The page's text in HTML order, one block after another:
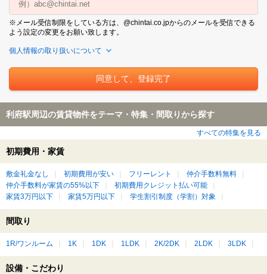
※メール受信制限をしている方は、@chintai.co.jpからのメールを受信できる
よう設定の変更をお願い致します。
個人情報の取り扱いについて
利府駅周辺の賃貸物件をテーマ・特集・間取りから探す
すべての特集を見る
初期費用・家賃
敷金礼金なし 初期費用が安い フリーレント
仲介手数料無料
仲介手数料が家賃の55%以下
初期費用クレジット払い可能
家賃3万円以下
家賃5万円以下 学生割引制度（学割）対象
間取り
1R/ワンルーム 1K 1DK 1LDK 2K/2DK 2LDK 3LDK
設備・こだわり